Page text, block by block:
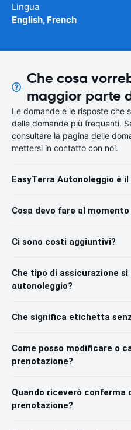
Lingua
English, French
Che cosa
maggior parte
Le domande e le risposte che
delle domande più frequenti.
consultare la pagina delle
mettersi in contatto con noi.
EasyTerra Autonoleggio è
Cosa devo fare al
Ci sono costi aggiuntivi?
Che tipo di assicurazione
autonoleggio?
Che significa etichetta
Come posso modificare o
prenotazione?
Quando riceverò conferma
prenotazione?